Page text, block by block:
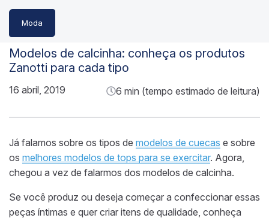
Moda
Modelos de calcinha: conheça os produtos
Zanotti para cada tipo
16 abril, 2019 6 min (tempo estimado de leitura)
Já falamos sobre os tipos de modelos de cuecas e sobre
os melhores modelos de tops para se exercitar. Agora,
chegou a vez de falarmos dos modelos de calcinha.
Se você produz ou deseja começar a confeccionar essas
peças íntimas e quer criar itens de qualidade, conheça